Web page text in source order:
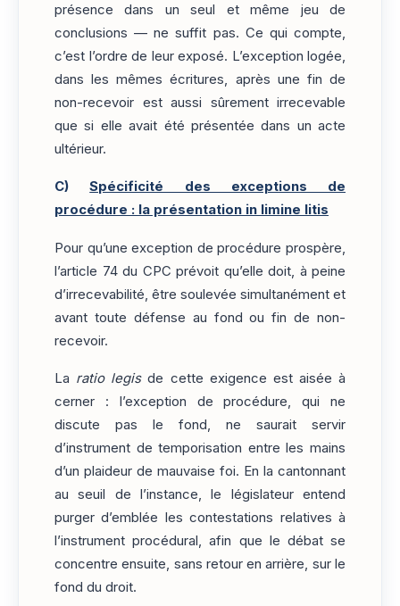
présence dans un seul et même jeu de
conclusions — ne suffit pas. Ce qui compte,
c’est l’ordre de leur exposé. L’exception logée,
dans les mêmes écritures, après une fin de
non-recevoir est aussi sûrement irrecevable
que si elle avait été présentée dans un acte
ultérieur.
C)Spécificité des exceptions de
procédure : la présentation in limine litis
Pour qu’une exception de procédure prospère,
l’article 74 du CPC prévoit qu’elle doit, à peine
d’irrecevabilité, être soulevée simultanément et
avant toute défense au fond ou fin de non-
recevoir.
La ratio legisde cette exigence est aisée à
cerner : l’exception de procédure, qui ne
discute pas le fond, ne saurait servir
d’instrument de temporisation entre les mains
d’un plaideur de mauvaise foi. En la cantonnant
au seuil de l’instance, le législateur entend
purger d’emblée les contestations relatives à
l’instrument procédural, afin que le débat se
concentre ensuite, sans retour en arrière, sur le
fond du droit.